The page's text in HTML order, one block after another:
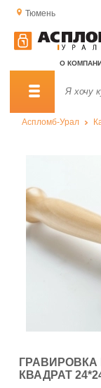
Тюмень
О
Аспломб-Урал
ГРАВИРОВКА
КВАДРАТ